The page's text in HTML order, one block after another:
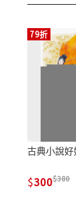
79折
古典小說好
300 380